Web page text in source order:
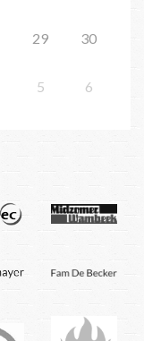
29 30
5 6